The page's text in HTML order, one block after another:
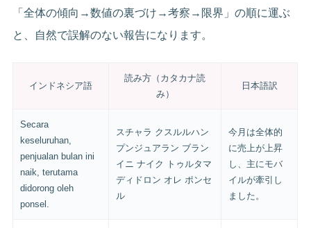
「全体の傾向→数値の裏づけ→考察→限界」の順に運ぶ
と、自然で誤解のない報告になります。
インドネシア語
読み方（カタカナ読
み）
日本語訳
Secara
keseluruhan,
penjualan bulan ini
naik, terutama
didorong oleh
ponsel.
スチャラ クスルルハン
プンジュアラン ブラン
イニ ナイク トゥルタマ
ディドロン オレ ポンセ
ル
今月は全体的
に売上が上昇
し、主にモバ
イルが牽引し
ました。